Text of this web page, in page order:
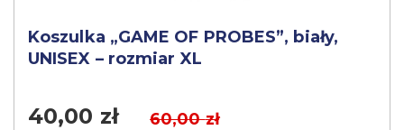
Koszulka „GAME OF PROBES”, biały,
UNISEX – rozmiar XL
40,00 zł 60,00zł